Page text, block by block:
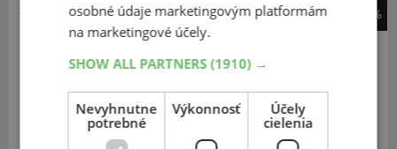
-36%
General-Tire
Grabber HP
235 60 R15 98T
osobné údaje marketingovým platformám
na marketingové účely.
SHOW ALL PARTNERS(1910) →
Nevyhnutne
potrebné
Výkonnosť
Účely
cielenia